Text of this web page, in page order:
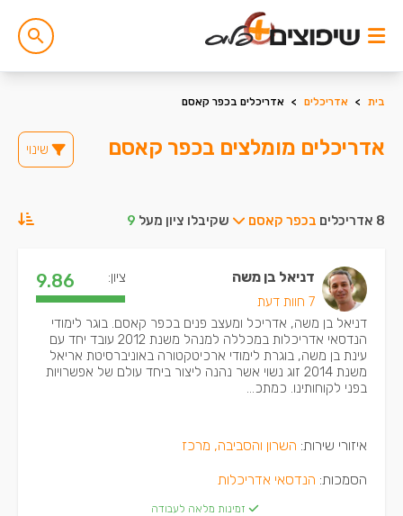
בית > אדריכלים > אדריכלים בכפר קאסם
אדריכלים מומלצים בכפר קאסם שינוי
8 אדריכלים בכפר קאסם שקיבלו ציון מעל 9
דניאל בן משה
7 חוות דעת
ציון: 9.86
דניאל בן משה, אדריכל ומעצב פנים בכפר קאסם. בוגר לימודי
הנדסאי אדריכלות במכללה למנהל משנת 2012 עובד יחד עם
עינת בן משה, בוגרת לימודי ארכיטקטורה באוניברסיטת אריאל
משנת 2014 זוג נשוי אשר נהנה ליצור ביחד עולם של אפשרויות
בפני לקוחותינו. כמתכ...
איזורי שירות: השרון והסביבה, מרכז
הסמכות: הנדסאי אדריכלות
זמינות מלאה לעבודה